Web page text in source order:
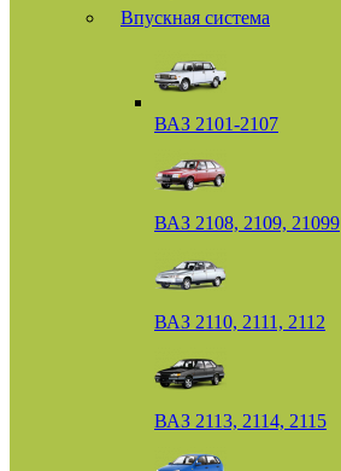
Впускная система
ВАЗ 2101-2107
ВАЗ 2108, 2109, 21099
ВАЗ 2110, 2111, 2112
ВАЗ 2113, 2114, 2115